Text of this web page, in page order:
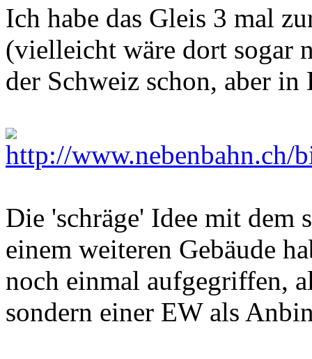
Ich habe das Gleis 3 mal
(vielleicht wäre dort sogar
der Schweiz schon, aber in
Die 'schräge' Idee mit dem
einem weiteren Gebäude
noch einmal aufgegriffen,
sondern einer EW als